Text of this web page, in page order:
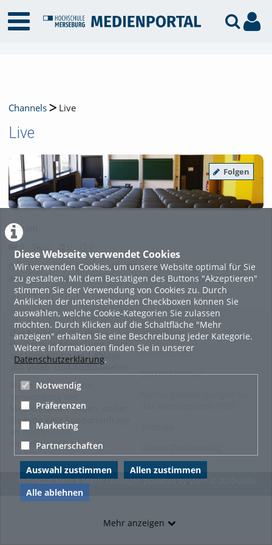
Diese Webseite verwendet Cookies
Wir verwenden Cookies, um unsere Website optimal für Sie
zu gestalten. Mit dem Bestätigen des Buttons "Akzeptieren"
stimmen Sie der Verwendung von Cookies zu. Durch
Anklicken der untenstehenden Checkboxen können Sie
auswählen, welche Cookie-Kategorien Sie zulassen
möchten. Durch Klicken auf die Schaltfläche "Mehr
anzeigen" erhalten Sie eine Beschreibung jeder Kategorie.
Weitere Informationen finden Sie in unserer
Datenschutzerklärung.
Notwendig
Präferenzen
Marketing
Partnerschaften
Auswahl zustimmen
Allen zustimmen
Alle ablehnen
Mehr anzeigen
Channels Live
Live
Folgen
Stream
0Videos
0Bilder
0Audios
0Dateien
Der Channel ist nicht für die Öffentlichkeit zugänglich. Bitte
abonnieren sie den Channel um den Inhalt anzuzeigen.
Das Medienportal der
Hochschule Merseburg dient
zur Verwaltung und Ablage
von Video- und Audiodateien.
Wenn Sie Fragen zur
Medienportals haben, stellen
Sie bitte eine Supportanfrage
anmedien@hs-
merseburg.de.
Impressum
Datenschutz
Barrierefreiheit
Videoplattform & Player Lösungen powered byVIMP